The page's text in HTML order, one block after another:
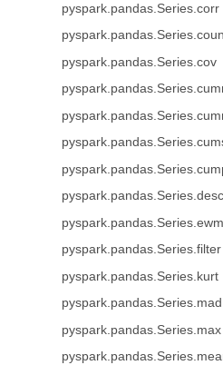
pyspark.pandas.Series.corr
pyspark.pandas.Series.cov
pyspark.pandas.Series.ewm
pyspark.pandas.Series.filter
pyspark.pandas.Series.kurt
pyspark.pandas.Series.mad
pyspark.pandas.Series.max